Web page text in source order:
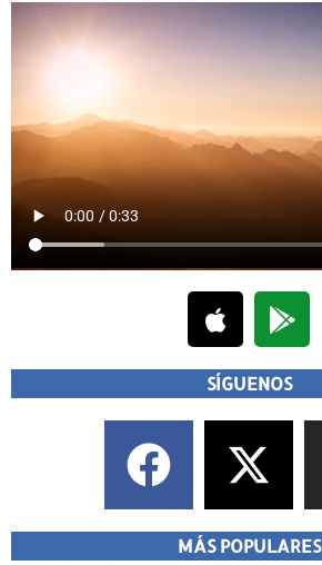
SÍGUENOS
MÁS POPULARES